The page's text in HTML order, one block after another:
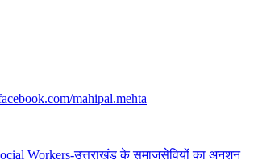
mahipal.mehta
Workers-उत्तराखंड के समाजसेवियों का अनशन